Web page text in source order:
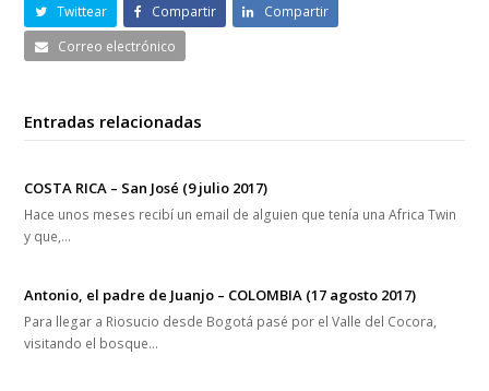
Twittear Compartir
Compartir
Correo electrónico
Entradas relacionadas
COSTA RICA – San José (9 julio 2017)
Hace unos meses recibí un email de alguien que tenía una Africa Twin
y que,…
Antonio, el padre de Juanjo – COLOMBIA (17 agosto 2017)
Para llegar a Riosucio desde Bogotá pasé por el Valle del Cocora,
visitando el bosque…